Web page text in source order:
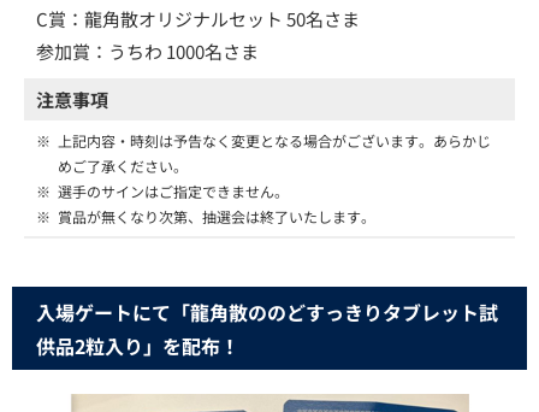
C賞：龍角散オリジナルセット 50名さま
参加賞：うちわ 1000名さま
注意事項
※
上記内容・時刻は予告なく変更となる場合がございます。あらかじ
めご了承ください。
※ 選手のサインはご指定できません。
※ 賞品が無くなり次第、抽選会は終了いたします。
入場ゲートにて「龍角散ののどすっきりタブレット試
供品2粒入り」を配布！